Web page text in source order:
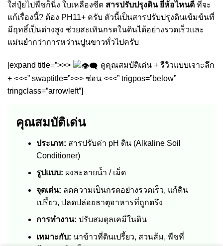
ใส่ปุ๋ยไปพืชก็นิ่ง ใบเหลืองซีด สารปรับปรุงดิน ยี่ห้อไหนดี ที่จะ
แก้เรื่องนี้? ต้อง PH11+ ครับ ตัวนี้เป็นสารปรับปรุงดินเข้มข้นที่
มีฤทธิ์เป็นด่างสูง ช่วยสะเทินกรดในดินได้อย่างรวดเร็วและ
แม่นยำกว่าการหว่านปูนขาวทั่วไปครับ
[expand title=”>>>
ดูคุณสมบัติเด่น + รีวิวแบบเจาะลึก
+ <<<” swaptitle=”>>> ซ่อน <<<” trigpos=”below”
tringclass=”arrowleft”]
คุณสมบัติเด่น
ประเภท: สารปรับค่า pH ดิน (Alkaline Soil
Conditioner)
รูปแบบ: ผงละลายน้ำ / เม็ด
จุดเด่น: ลดความเป็นกรดอย่างรวดเร็ว, แก้ดิน
เปรี้ยว, ปลดปล่อยธาตุอาหารที่ถูกตรึง
การทำงาน: ปรับสมดุลเคมีในดิน
เหมาะกับ: นาข้าวที่ดินเปรี้ยว, สวนส้ม, พืชที่